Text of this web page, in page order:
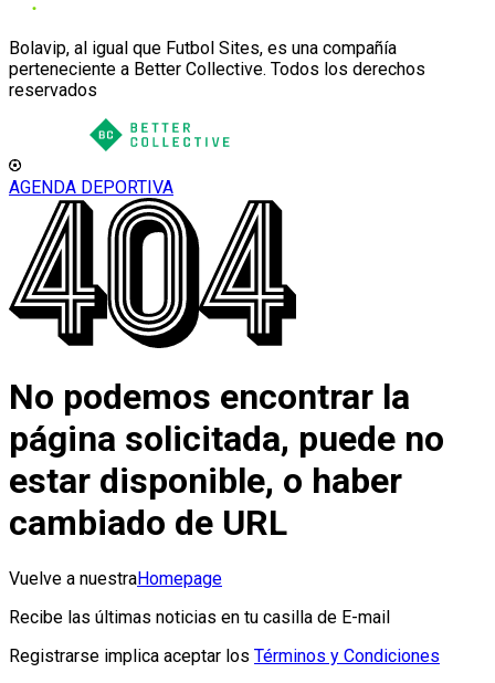
Bolavip, al igual que Futbol Sites, es una compañía
perteneciente a Better Collective. Todos los derechos
reservados
AGENDA DEPORTIVA
No podemos encontrar la
página solicitada, puede no
estar disponible, o haber
cambiado de URL
Vuelve a nuestraHomepage
Recibe las últimas noticias en tu casilla de E-mail
Registrarse implica aceptar los Términos y Condiciones